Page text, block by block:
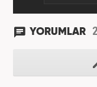
YORUMLAR